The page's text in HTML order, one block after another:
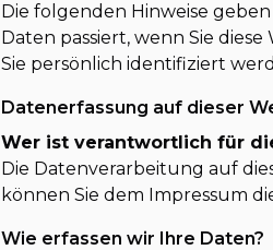
Die folgenden Hinweise
Daten passiert, wenn Sie
Sie persönlich identifiziert
Datenerfassung auf dieser
Wer ist verantwortlich für
Die Datenverarbeitung auf
können Sie dem Impressum
Wie erfassen wir Ihre Daten?